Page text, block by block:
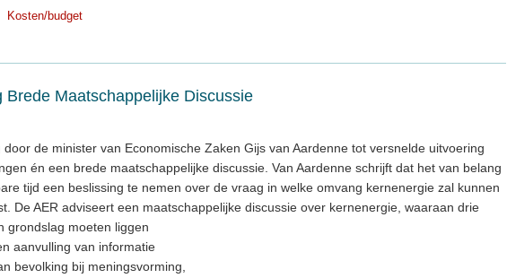
Kosten/budget
Brede Maatschappelijke Discussie
door de minister van Economische Zaken Gijs van Aardenne tot versnelde uitvoering
én een brede maatschappelijke discussie. Van Aardenne schrijft dat het van belang
tijd een beslissing te nemen over de vraag in welke omvang kernenergie zal kunnen
De AER adviseert een maatschappelijke discussie over kernenergie, waaraan drie
grondslag moeten liggen
aanvulling van informatie
bevolking bij meningsvorming,